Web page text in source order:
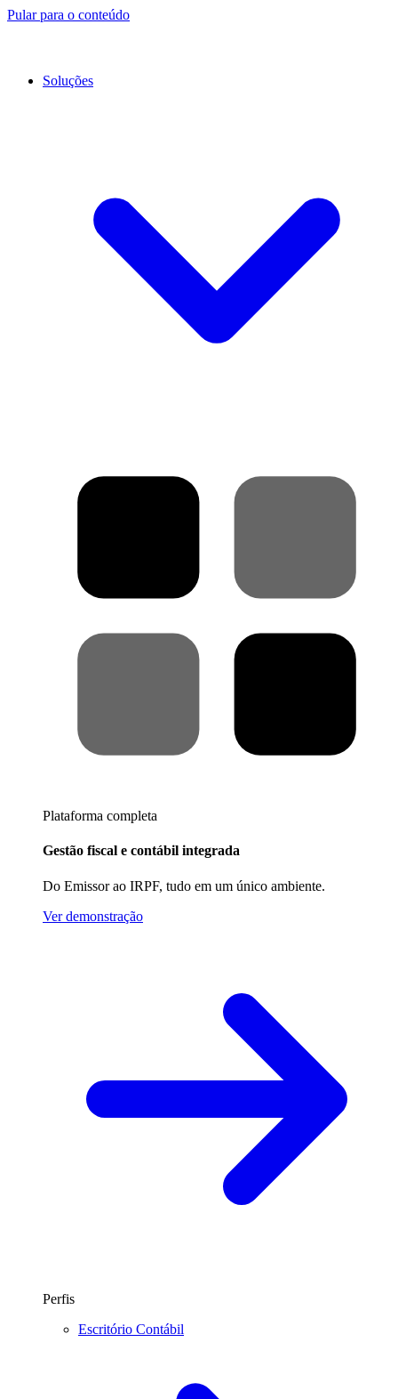
Pular para o conteúdo
Soluções
Plataforma completa
Gestão fiscal e contábil integrada
Do Emissor ao IRPF, tudo em um único ambiente.
Ver demonstração
Perfis
Escritório Contábil